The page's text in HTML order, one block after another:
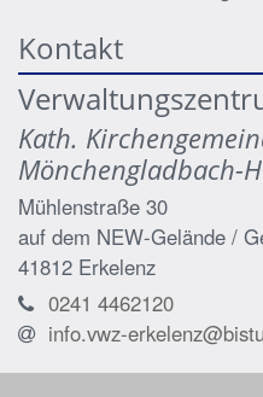
Kontakt
Kath.
Mönchengladbach-
Mühlenstraße 30
auf dem NEW-Gelände /
41812 Erkelenz
0241 4462120
info.vwz-